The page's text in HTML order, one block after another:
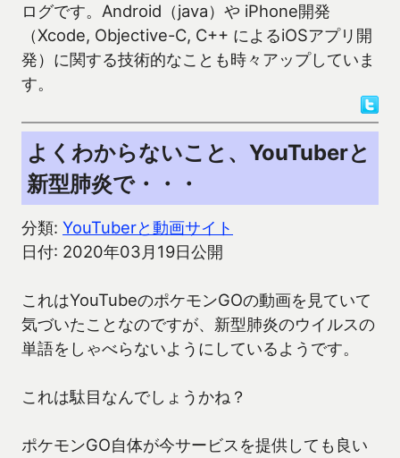
ログです。Android（java）や iPhone開発
（Xcode, Objective-C, C++ によるiOSアプリ開
発）に関する技術的なことも時々アップしていま
す。
よくわからないこと、YouTuberと
新型肺炎で・・・
分類: YouTuberと動画サイト
日付: 2020年03月19日公開
これはYouTubeのポケモンGOの動画を見ていて
気づいたことなのですが、新型肺炎のウイルスの
単語をしゃべらないようにしているようです。
これは駄目なんでしょうかね？
ポケモンGO自体が今サービスを提供しても良い